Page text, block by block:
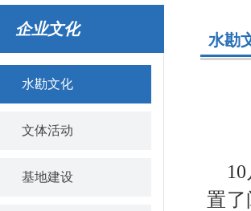
企业文化
水勘文化
文体活动
基地建设
水勘
10
置